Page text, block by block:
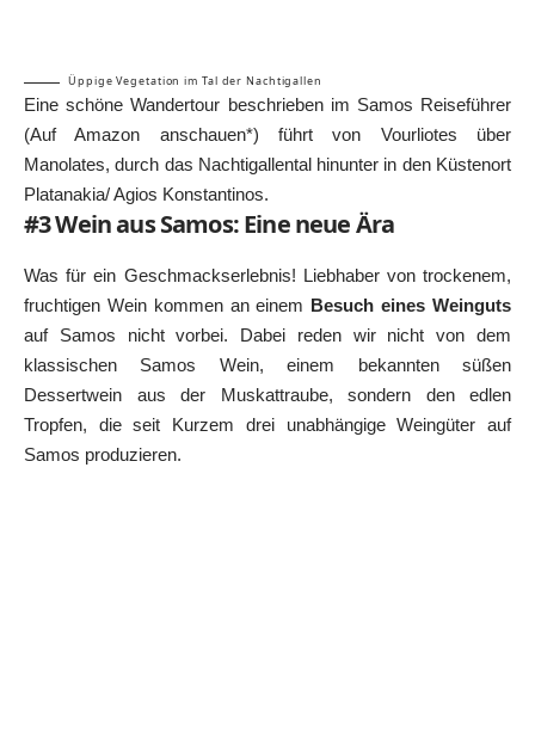
Üppige Vegetation im Tal der Nachtigallen
Eine schöne Wandertour beschrieben im Samos Reiseführer
(Auf Amazon anschauen*) führt von Vourliotes über
Manolates, durch das Nachtigallental hinunter in den Küstenort
Platanakia/ Agios Konstantinos.
#3 Wein aus Samos: Eine neue Ära
Was für ein Geschmackserlebnis! Liebhaber von trockenem,
fruchtigen Wein kommen an einem Besuch eines Weinguts
auf Samos nicht vorbei. Dabei reden wir nicht von dem
klassischen Samos Wein, einem bekannten süßen
Dessertwein aus der Muskattraube, sondern den edlen
Tropfen, die seit Kurzem drei unabhängige Weingüter auf
Samos produzieren.